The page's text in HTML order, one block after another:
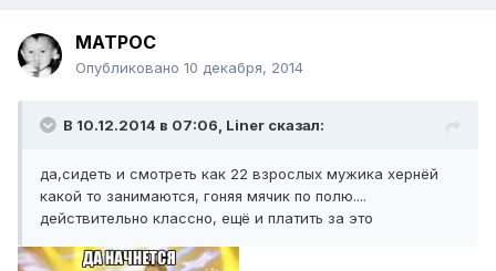
MATPOC
Опубликовано 10 декабря, 2014
В 10.12.2014 в 07:06, Liner сказал:
да,сидеть и смотреть как 22 взрослых мужика хернёй
какой то занимаются, гоняя мячик по полю....
действительно классно, ещё и платить за это